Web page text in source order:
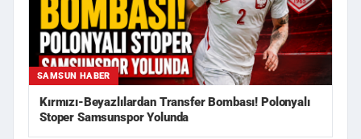
SAMSUN HABER
Kırmızı-Beyazlılardan Transfer Bombası! Polonyalı
Stoper Samsunspor Yolunda